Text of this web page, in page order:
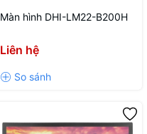
Màn hình DHI-LM22-B200H
Liên hệ